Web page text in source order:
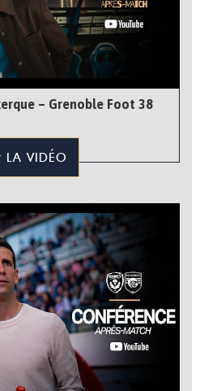
– Grenoble Foot 38
LA VIDÉO